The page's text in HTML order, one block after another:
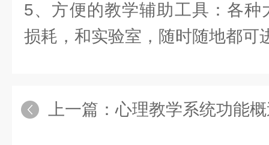
5、方便的教学辅助工具：各
损耗，和实验室，随时随地都可
上一篇：心理教学系统功能